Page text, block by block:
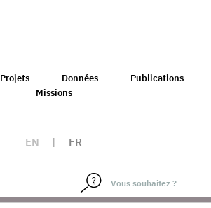
Projets Données
Publications
Missions
EN | FR